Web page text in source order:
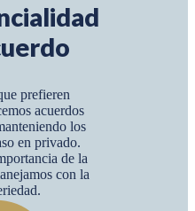
prefieren
acuerdos
los
en privado.
de la
con la